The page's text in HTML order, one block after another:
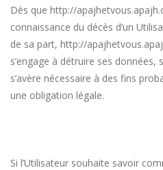
Dès que http://
connaissance du décès d’un
de sa part, http://
s’engage à détruire ses
s’avère nécessaire à des fins
une obligation légale.
Si l’Utilisateur souhaite savoir